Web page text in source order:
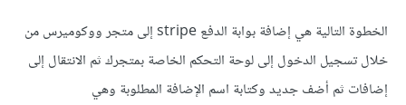
الخطوة التالية هي إضافة بوابة الدفع stripe إلى متجر ووكوميرس من
خلال تسجيل الدخول إلى لوحة التحكم الخاصة بمتجرك ثم الانتقال إلى
إضافات ثم أضف جديد وكتابة اسم الإضافة المطلوبة وهي